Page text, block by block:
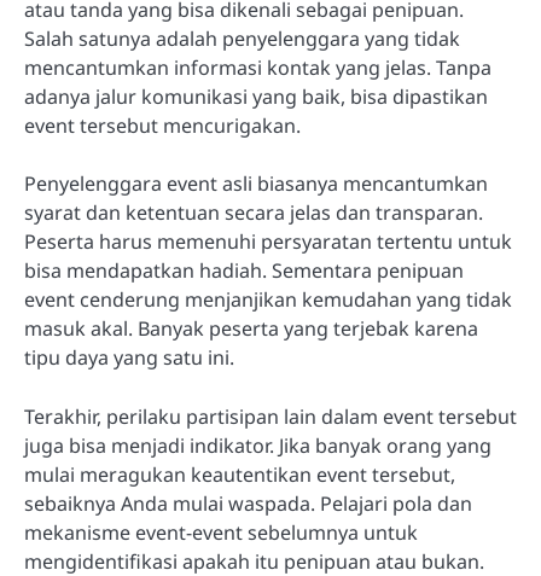
atau tanda yang bisa dikenali sebagai penipuan.
Salah satunya adalah penyelenggara yang tidak
mencantumkan informasi kontak yang jelas. Tanpa
adanya jalur komunikasi yang baik, bisa dipastikan
event tersebut mencurigakan.
Penyelenggara event asli biasanya mencantumkan
syarat dan ketentuan secara jelas dan transparan.
Peserta harus memenuhi persyaratan tertentu untuk
bisa mendapatkan hadiah. Sementara penipuan
event cenderung menjanjikan kemudahan yang tidak
masuk akal. Banyak peserta yang terjebak karena
tipu daya yang satu ini.
Terakhir, perilaku partisipan lain dalam event tersebut
juga bisa menjadi indikator. Jika banyak orang yang
mulai meragukan keautentikan event tersebut,
sebaiknya Anda mulai waspada. Pelajari pola dan
mekanisme event-event sebelumnya untuk
mengidentifikasi apakah itu penipuan atau bukan.